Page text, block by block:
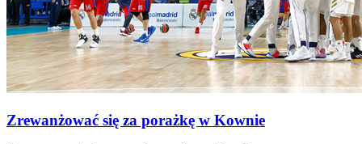
Zrewanżować się za porażkę w Kownie